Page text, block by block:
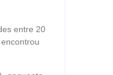
entre 20